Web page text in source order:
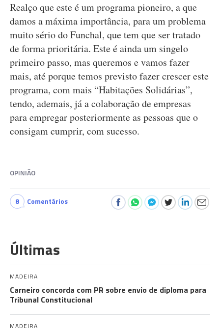
Realço que este é um programa pioneiro, a que
damos a máxima importância, para um problema
muito sério do Funchal, que tem que ser tratado
de forma prioritária. Este é ainda um singelo
primeiro passo, mas queremos e vamos fazer
mais, até porque temos previsto fazer crescer este
programa, com mais “Habitações Solidárias”,
tendo, ademais, já a colaboração de empresas
para empregar posteriormente as pessoas que o
consigam cumprir, com sucesso.
OPINIÃO
8 Comentários
Últimas
MADEIRA
Carneiro concorda com PR sobre envio de diploma para
Tribunal Constitucional
MADEIRA